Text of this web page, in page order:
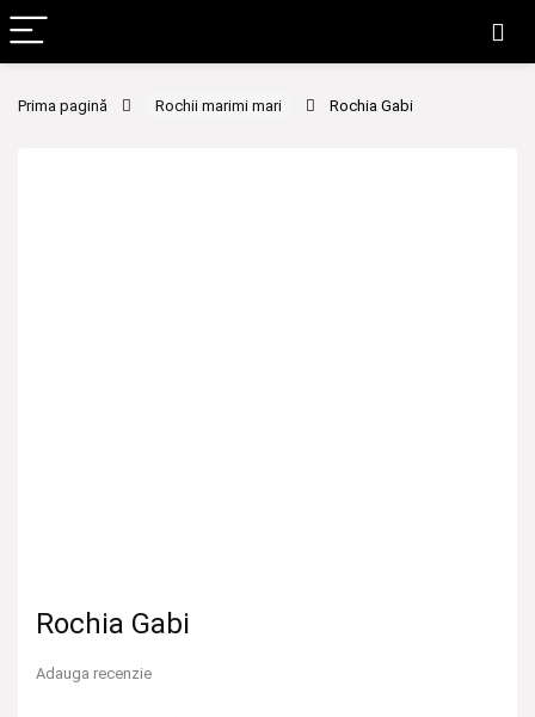
Prima pagină Rochii marimi mari Rochia Gabi
Rochia Gabi
Adauga recenzie